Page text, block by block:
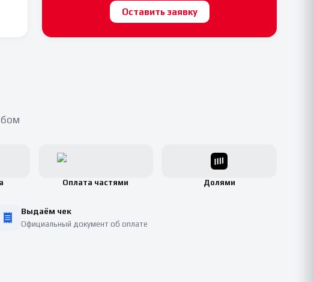
Оставить заявку
Оплата частями Долями
Выдаём чек
Официальный документ об оплате